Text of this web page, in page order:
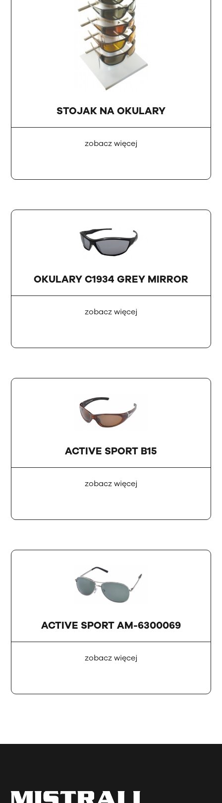
STOJAK NA OKULARY
zobacz więcej
OKULARY C1934 GREY MIRROR
zobacz więcej
ACTIVE SPORT B15
zobacz więcej
ACTIVE SPORT AM-6300069
zobacz więcej